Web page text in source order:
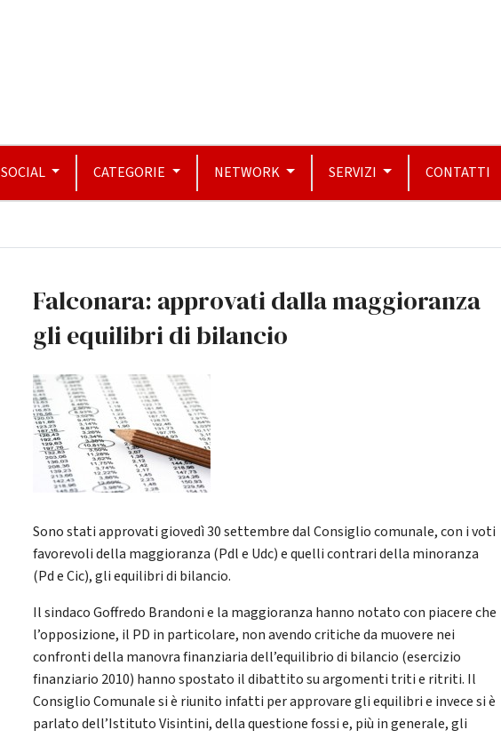
SOCIAL CATEGORIE NETWORK SERVIZI CONTATTI
Falconara: approvati dalla maggioranza
gli equilibri di bilancio
Sono stati approvati giovedì 30 settembre dal Consiglio comunale, con i voti
favorevoli della maggioranza (Pdl e Udc) e quelli contrari della minoranza
(Pd e Cic), gli equilibri di bilancio.
Il sindaco Goffredo Brandoni e la maggioranza hanno notato con piacere che
l’opposizione, il PD in particolare, non avendo critiche da muovere nei
confronti della manovra finanziaria dell’equilibrio di bilancio (esercizio
finanziario 2010) hanno spostato il dibattito su argomenti triti e ritriti. Il
Consiglio Comunale si è riunito infatti per approvare gli equilibri e invece si è
parlato dell’Istituto Visintini, della questione fossi e, più in generale, gli